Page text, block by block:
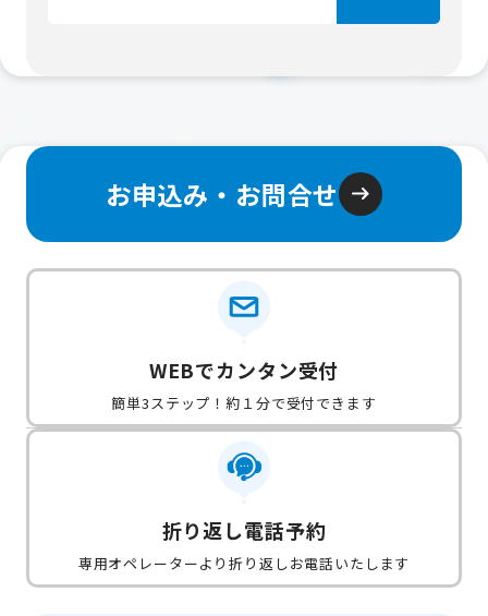
お申込み・お問合せ
WEBでカンタン受付
簡単3ステップ！約１分で受付できます
折り返し電話予約
専用オペレーターより折り返しお電話いたします